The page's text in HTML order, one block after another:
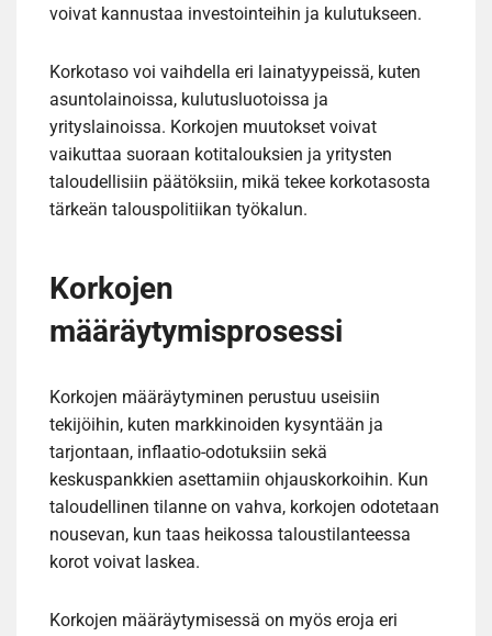
voivat kannustaa investointeihin ja kulutukseen.
Korkotaso voi vaihdella eri lainatyypeissä, kuten
asuntolainoissa, kulutusluotoissa ja
yrityslainoissa. Korkojen muutokset voivat
vaikuttaa suoraan kotitalouksien ja yritysten
taloudellisiin päätöksiin, mikä tekee korkotasosta
tärkeän talouspolitiikan työkalun.
Korkojen
määräytymisprosessi
Korkojen määräytyminen perustuu useisiin
tekijöihin, kuten markkinoiden kysyntään ja
tarjontaan, inflaatio-odotuksiin sekä
keskuspankkien asettamiin ohjauskorkoihin. Kun
taloudellinen tilanne on vahva, korkojen odotetaan
nousevan, kun taas heikossa taloustilanteessa
korot voivat laskea.
Korkojen määräytymisessä on myös eroja eri